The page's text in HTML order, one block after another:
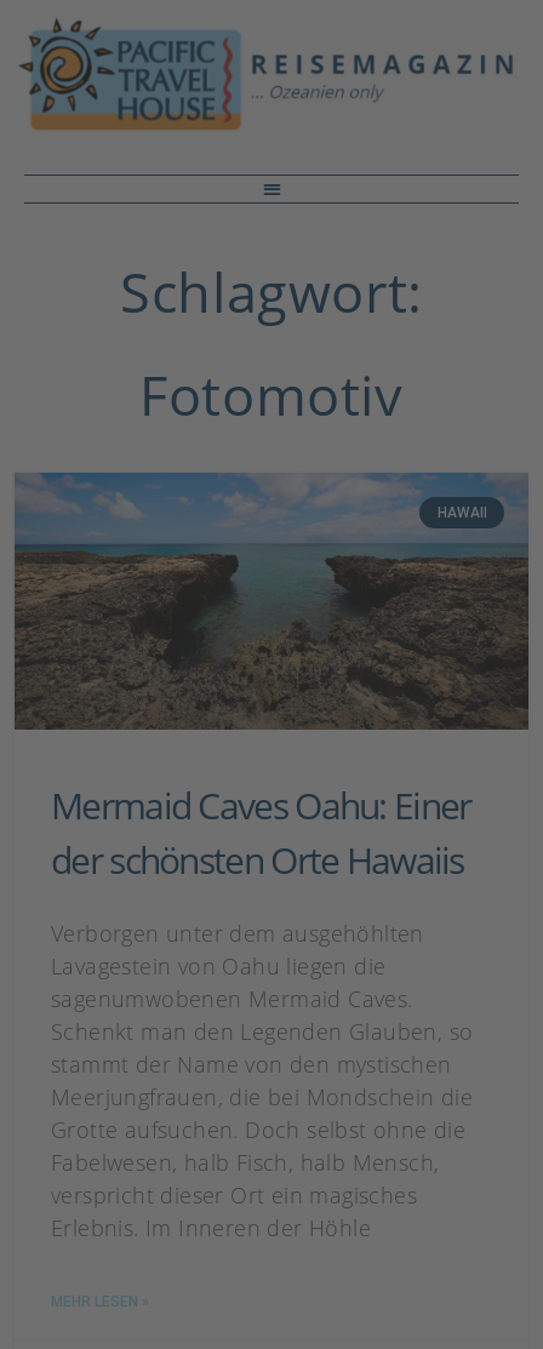
Schlagwort:
Fotomotiv
HAWAII
Mermaid Caves Oahu: Einer
der schönsten Orte Hawaiis
Verborgen unter dem ausgehöhlten
Lavagestein von Oahu liegen die
sagenumwobenen Mermaid Caves.
Schenkt man den Legenden Glauben, so
stammt der Name von den mystischen
Meerjungfrauen, die bei Mondschein die
Grotte aufsuchen. Doch selbst ohne die
Fabelwesen, halb Fisch, halb Mensch,
verspricht dieser Ort ein magisches
Erlebnis. Im Inneren der Höhle
MEHR LESEN »